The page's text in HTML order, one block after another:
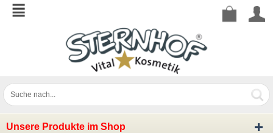
Unsere Produkte im Shop